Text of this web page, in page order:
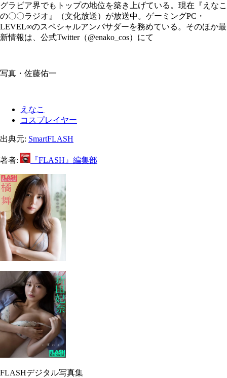
グラビア界でもトップの地位を築き上げている。現在『えなこ
の〇〇ラジオ』（文化放送）が放送中。ゲーミングPC・
LEVEL∞のスペシャルアンバサダーを務めている。そのほか最
新情報は、公式Twitter（@enako_cos）にて
写真・佐藤佑一
えなこ
コスプレイヤー
出典元: SmartFLASH
著者: 『FLASH』編集部
FLASHデジタル写真集